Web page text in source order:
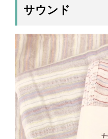
サウンド